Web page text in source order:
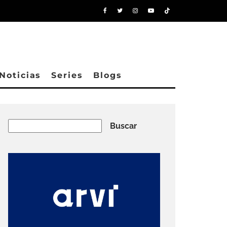
Series Blogs
Buscar